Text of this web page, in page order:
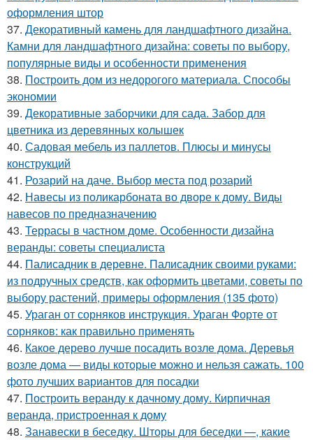
оформления штор
37. Декоративный камень для ландшафтного дизайна.
Камни для ландшафтного дизайна: советы по выбору,
популярные виды и особенности применения
38. Построить дом из недорогого материала. Способы
экономии
39. Декоративные заборчики для сада. Забор для
цветника из деревянных колышек
40. Садовая мебель из паллетов. Плюсы и минусы
конструкций
41. Розарий на даче. Выбор места под розарий
42. Навесы из поликарбоната во дворе к дому. Виды
навесов по предназначению
43. Террасы в частном доме. Особенности дизайна
веранды: советы специалиста
44. Палисадник в деревне. Палисадник своими руками:
из подручных средств, как оформить цветами, советы по
выбору растений, примеры оформления (135 фото)
45. Ураган от сорняков инструкция. Ураган Форте от
сорняков: как правильно применять
46. Какое дерево лучше посадить возле дома. Деревья
возле дома — виды которые можно и нельзя сажать. 100
фото лучших вариантов для посадки
47. Построить веранду к дачному дому. Кирпичная
веранда, пристроенная к дому
48. Занавески в беседку. Шторы для беседки —, какие